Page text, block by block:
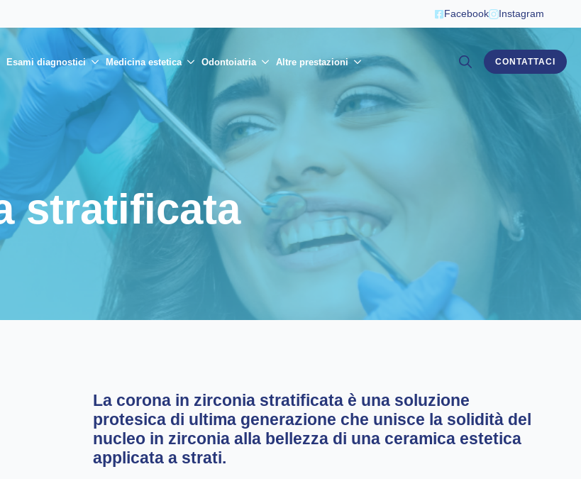
Facebook Instagram
Esami diagnostici Medicina estetica Odontoiatria Altre prestazioni
Search
for:
CONTATTACI
stratificata
La corona in zirconia stratificata è una soluzione
protesica di ultima generazione che unisce la solidità del
nucleo in zirconia alla bellezza di una ceramica estetica
applicata a strati.